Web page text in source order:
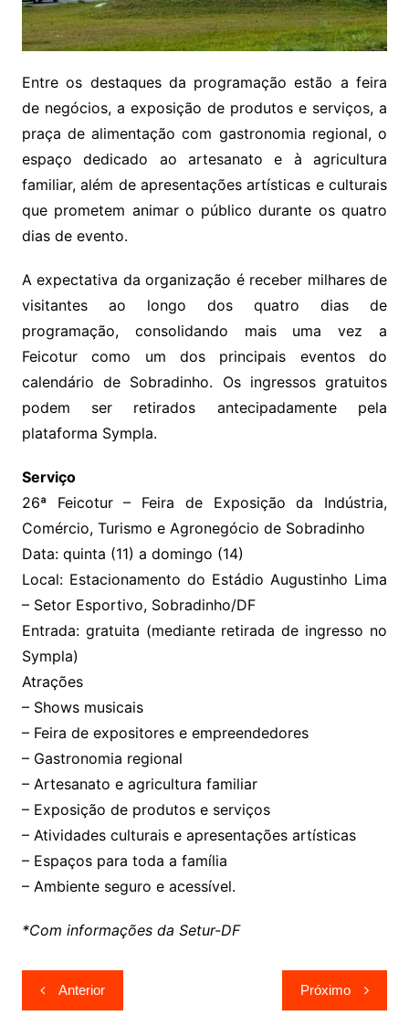
Entre os destaques da programação estão a feira
de negócios, a exposição de produtos e serviços, a
praça de alimentação com gastronomia regional, o
espaço dedicado ao artesanato e à agricultura
familiar, além de apresentações artísticas e culturais
que prometem animar o público durante os quatro
dias de evento.
A expectativa da organização é receber milhares de
visitantes ao longo dos quatro dias de
programação, consolidando mais uma vez a
Feicotur como um dos principais eventos do
calendário de Sobradinho. Os ingressos gratuitos
podem ser retirados antecipadamente pela
plataforma Sympla.
Serviço
26ª Feicotur – Feira de Exposição da Indústria,
Comércio, Turismo e Agronegócio de Sobradinho
Data: quinta (11) a domingo (14)
Local: Estacionamento do Estádio Augustinho Lima
– Setor Esportivo, Sobradinho/DF
Entrada: gratuita (mediante retirada de ingresso no
Sympla)
Atrações
– Shows musicais
– Feira de expositores e empreendedores
– Gastronomia regional
– Artesanato e agricultura familiar
– Exposição de produtos e serviços
– Atividades culturais e apresentações artísticas
– Espaços para toda a família
– Ambiente seguro e acessível.
*Com informações da Setur-DF
Navegação
de
Anterior Próximo